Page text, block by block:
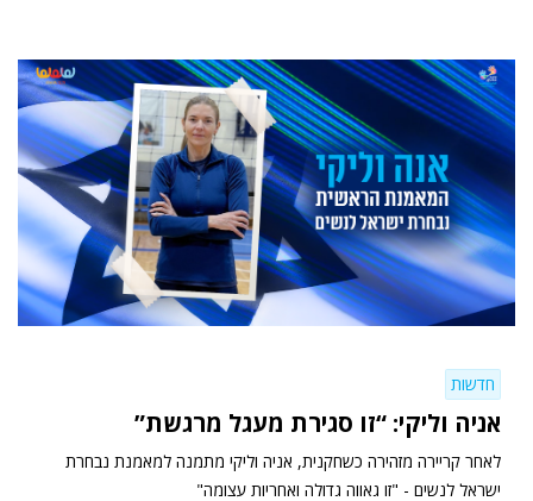
חדשות
אניה וליקי: “זו סגירת מעגל מרגשת”
לאחר קריירה מזהירה כשחקנית, אניה וליקי מתמנה למאמנת נבחרת
ישראל לנשים - "זו גאווה גדולה ואחריות עצומה"